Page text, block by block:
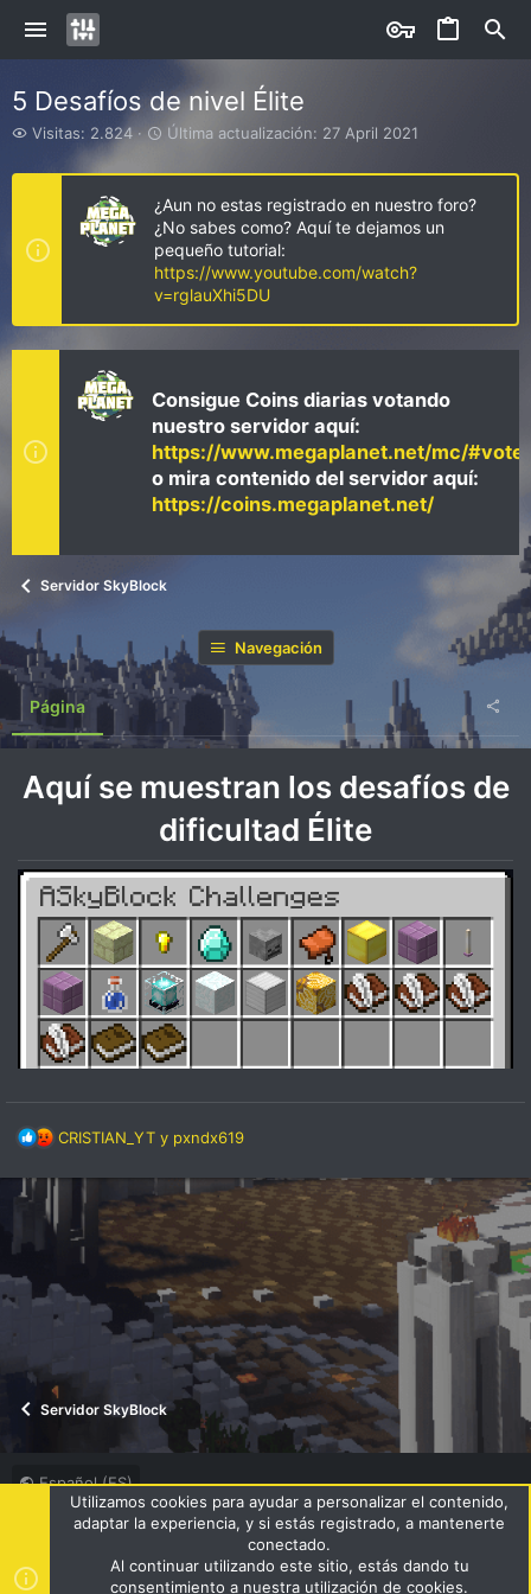
5 Desafíos de nivel Élite
V
s
a
s
Visitas: 2.824
Ú
t
i
m
a
a
c
t
u
z
a
c
ó
n
Última actualización: 27 April 2021
¿Aun no estas registrado en nuestro foro?
¿No sabes como? Aquí te dejamos un
pequeño tutorial:
https://www.youtube.com/watch?
v=rglauXhi5DU
Consigue Coins diarias votando
nuestro servidor aquí:
https://www.megaplanet.net/mc/#vote
o mira contenido del servidor aquí:
https://coins.megaplanet.net/
Servidor SkyBlock
Navegación
Página
Aquí se muestran los desafíos de
dificultad Élite
R
a
c
n
CRISTIAN_YT y pxndx619
Servidor SkyBlock
Español (ES)
Términos y reglas
Política de privacidad Ayuda
R
S
Community platform by XenForo ® © 2010-2024 XenForo Ltd.
Utilizamos cookies para ayudar a personalizar el contenido,
adaptar la experiencia, y si estás registrado, a mantenerte
conectado.
Al continuar utilizando este sitio, estás dando tu
consentimiento a nuestra utilización de cookies.